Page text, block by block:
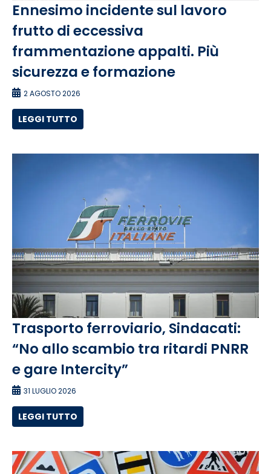
Ennesimo incidente sul lavoro
frutto di eccessiva
frammentazione appalti. Più
sicurezza e formazione
2 AGOSTO 2026
LEGGI TUTTO
Trasporto ferroviario, Sindacati:
“No allo scambio tra ritardi PNRR
e gare Intercity”
31 LUGLIO 2026
LEGGI TUTTO